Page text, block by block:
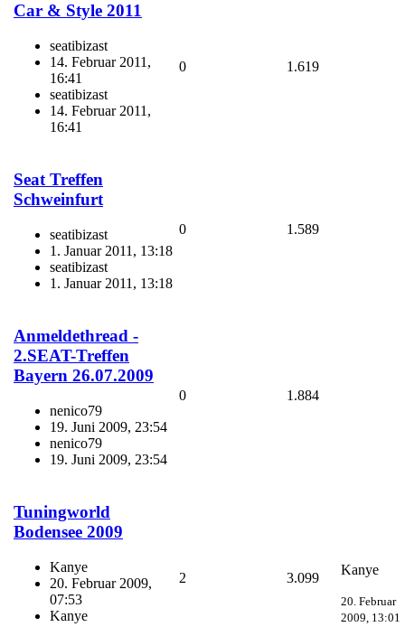
Car & Style 2011
seatibizast
14. Februar 2011,
16:41
seatibizast
14. Februar 2011,
16:41
0 1.619
Seat Treffen
Schweinfurt
seatibizast
1. Januar 2011, 13:18
seatibizast
1. Januar 2011, 13:18
0 1.589
Anmeldethread -
2.SEAT-Treffen
Bayern 26.07.2009
nenico79
19. Juni 2009, 23:54
nenico79
19. Juni 2009, 23:54
0 1.884
Tuningworld
Bodensee 2009
Kanye
20. Februar 2009,
07:53
Kanye
2 3.099
Kanye
20. Februar
2009, 13:01